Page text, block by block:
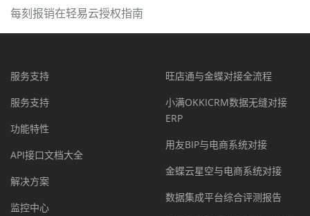
每刻报销在轻易云授权指南
服务支持
服务支持
功能特性
API接口文档大全
解决方案
监控中心
旺店通与金蝶对接全流程
小满OKKICRM数据无缝对接
ERP
用友BIP与电商系统对接
金蝶云星空与电商系统对接
数据集成平台综合评测报告